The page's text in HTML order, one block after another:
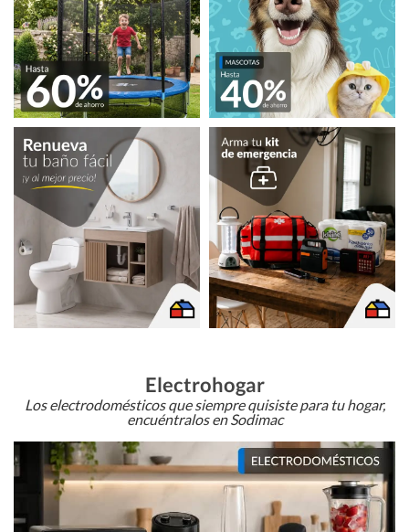
Electrohogar
Los electrodomésticos que siempre quisiste para tu hogar,
encuéntralos en Sodimac